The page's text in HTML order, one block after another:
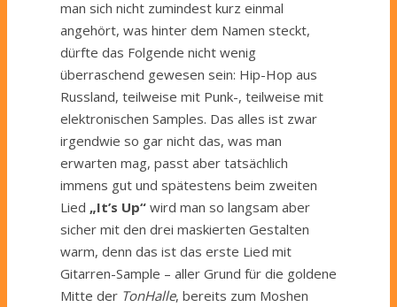
man sich nicht zumindest kurz einmal
angehört, was hinter dem Namen steckt,
dürfte das Folgende nicht wenig
überraschend gewesen sein: Hip-Hop aus
Russland, teilweise mit Punk-, teilweise mit
elektronischen Samples. Das alles ist zwar
irgendwie so gar nicht das, was man
erwarten mag, passt aber tatsächlich
immens gut und spätestens beim zweiten
Lied „It’s Up“ wird man so langsam aber
sicher mit den drei maskierten Gestalten
warm, denn das ist das erste Lied mit
Gitarren-Sample – aller Grund für die goldene
Mitte der TonHalle, bereits zum Moshen